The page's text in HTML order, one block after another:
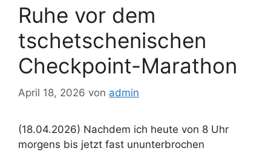
Ruhe vor dem
tschetschenischen
Checkpoint-Marathon
April 18, 2026 von admin
(18.04.2026) Nachdem ich heute von 8 Uhr
morgens bis jetzt fast ununterbrochen